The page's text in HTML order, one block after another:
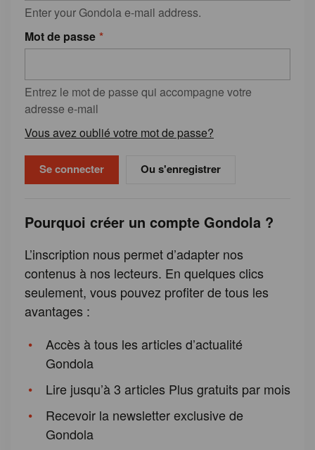
Enter your Gondola e-mail address.
Mot de passe
Entrez le mot de passe qui accompagne votre
adresse e-mail
Vous avez oublié votre mot de passe?
Ou s'enregistrer
Pourquoi créer un compte Gondola ?
L’inscription nous permet d’adapter nos
contenus à nos lecteurs. En quelques clics
seulement, vous pouvez profiter de tous les
avantages :
Accès à tous les articles d’actualité
Gondola
Lire jusqu’à 3 articles Plus gratuits par mois
Recevoir la newsletter exclusive de
Gondola